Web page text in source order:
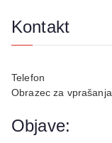
Kontakt
Telefon
Obrazec za vprašanja
Objave: